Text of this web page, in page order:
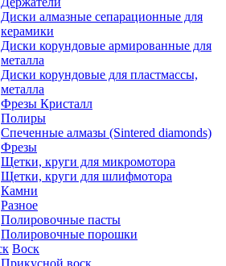
Диски алмазные сепарационные для
керамики
Диски корундовые армированные для
металла
Диски корундовые для пластмассы,
металла
Фрезы Кристалл
Полиры
Спеченные алмазы (Sintered diamonds)
Фрезы
Щетки, круги для микромотора
Щетки, круги для шлифмотора
Камни
Разное
Полировочные пасты
Полировочные порошки
Воск
Прикусной воск